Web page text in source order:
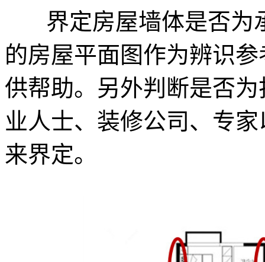
界定房屋墙体是否为
的房屋平面图作为辨识
供帮助。另外判断是否
业人士、装修公司、专
来界定。